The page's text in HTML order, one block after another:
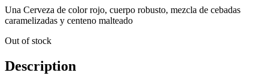
Una Cerveza de color rojo, cuerpo robusto, mezcla de cebadas
caramelizadas y centeno malteado
Out of stock
Description